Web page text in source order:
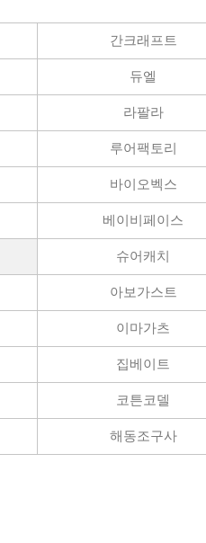
간크래프트
듀엘
라팔라
루어팩토리
바이오벡스
베이비페이스
슈어캐치
아보가스트
이마가츠
집베이트
코튼코델
해동조구사